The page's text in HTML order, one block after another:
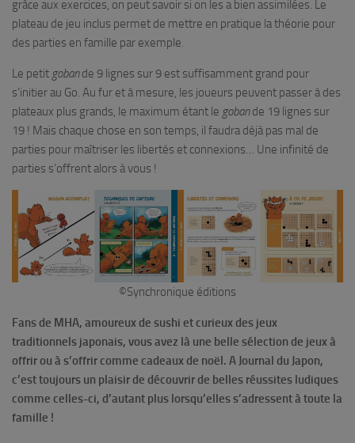
grâce aux exercices, on peut savoir si on les a bien assimilées. Le
plateau de jeu inclus permet de mettre en pratique la théorie pour
des parties en famille par exemple.
Le petit gobande 9 lignes sur 9 est suffisamment grand pour
s’initier au Go. Au fur et à mesure, les joueurs peuvent passer à des
plateaux plus grands, le maximum étant le gobande 19 lignes sur
19 ! Mais chaque chose en son temps, il faudra déjà pas mal de
parties pour maîtriser les libertés et connexions… Une infinité de
parties s’offrent alors à vous !
©Synchronique éditions
Fans de MHA, amoureux de sushi et curieux des jeux
traditionnels japonais, vous avez là une belle sélection de jeux à
offrir ou à s’offrir comme cadeaux de noël. A Journal du Japon,
c’est toujours un plaisir de découvrir de belles réussites ludiques
comme celles-ci, d’autant plus lorsqu’elles s’adressent à toute la
famille !